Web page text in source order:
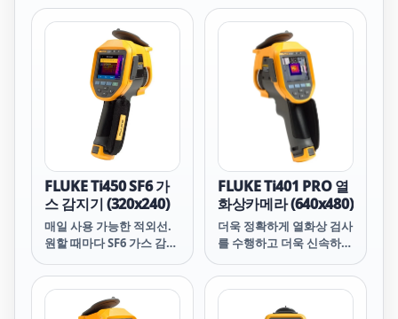
실시하고 문제를 해결하는
데 필요한 고화질 열화상
이미지를 캡처하십시오.
240도 회전하는 접이식 화
면으로 비좁고 닿기 힘든
장소에서도 쉽게 작업하십
시오. 이러한 인체공학적
디자인 덕분에 카메라를 유
연하게 편안한 자세로 들고
서 접근하기 어려운 대상을
어느 각도에서든 촬영할 수
있습니다. 자산 태깅, 스트
리밍 적외선 데이터, 추세
분석, 카메라 원격 작동 기
능을 제공하는 소프트웨어
를 통한 분석 및 보고서의
이점을 활용하십시오.
상의 이미지로 문제를 보다
간편하게 시각화하고 진단
할 수 있습니다(다중 사각
형 마커 및 9색 팔레트). ·
더욱 직관적인 시각적 인터
페이스, 사용자 테스트를
거친 향상된 터치 스크린
인터페이스 · 교환 가능한
스마트 렌즈로 아주 작은
크기부터 큰 크기에 이르는
대상을 보다 유연하게 시각
화할 수 있습니다(교정 불
필요, 2x 및 4x 망원 렌즈,
광각 렌즈 및 접사 렌즈 호
환). · MultiSharp™
Focus를 사용해 시야각 전
체에 걸쳐 초점을 맞춘 또
렷하고 정확한 이미지를 캡
처합니다. · 즉시 지정한 대
FLUKE Ti450 SF6 가
스 감지기 (320x240)
매일 사용 가능한 적외선.
원할 때마다 SF6 가스 감
제공하는 최고 성능의 적외
선 카메라로 효율성을 높이
고 비용을 절약합니다. 하
FLUKE Ti401 PRO 열
화상카메라 (640x480)
더욱 정확하게 열화상 검사
를 수행하고 더욱 신속하게
640x480 해상도의 Fluke
Ti401 PRO는 기대에 부응
하는 Fluke 특유의 견고성